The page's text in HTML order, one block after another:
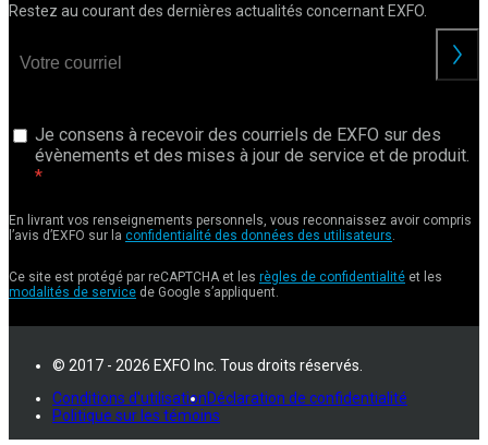
Restez au courant des dernières actualités concernant EXFO.
Je consens à recevoir des courriels de EXFO sur des
évènements et des mises à jour de service et de produit.
En livrant vos renseignements personnels, vous reconnaissez avoir compris
l’avis d’EXFO sur la confidentialité des données des utilisateurs
Ce site est protégé par reCAPTCHA et les règles de confidentialité et les
modalités de service de Google s’appliquent.
© 2017 - 2026 EXFO Inc. Tous droits réservés.
Conditions d'utilisationDéclaration de confidentialité
Politique sur les témoins